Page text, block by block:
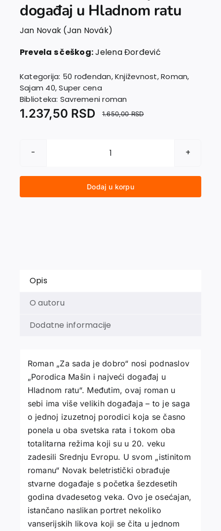
Kontakt
događaj u Hladnom ratu
Jan Novak (Jan Novák)
Prevela s češkog:Jelena Đorđević
Kategorija: 50 rođendan,Književnost,Roman,
Sajam 40,Super cena
Biblioteka: Savremeni roman
1.650,00RSD
1.237,50 RSD
ZA
JE
DOBRO.
Dodaj u korpu
Opis
O autoru
Dodatne informacije
Roman „Za sada je dobro“ nosi podnaslov
„Porodica Mašin i najveći događaj u
Hladnom ratu“. Međutim, ovaj roman u
sebi ima više velikih događaja – to je saga
o jednoj izuzetnoj porodici koja se časno
ponela u oba svetska rata i tokom oba
totalitarna režima koji su u 20. veku
zadesili Srednju Evropu. U svom „istinitom
romanu“ Novak beletristički obrađuje
stvarne događaje s početka šezdesetih
godina dvadesetog veka. Ovo je osećajan,
istančano naslikan portret nekoliko
vanserijskih likova koji se čita u jednom